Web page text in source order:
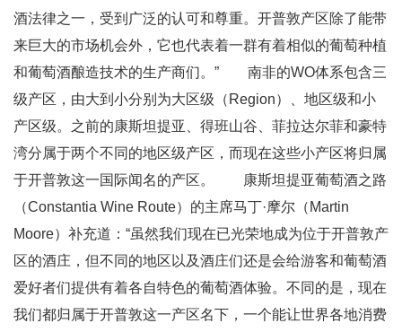
酒法律之一，受到广泛的认可和尊重。开普敦产区除了能带
来巨大的市场机会外，它也代表着一群有着相似的葡萄种植
和葡萄酒酿造技术的生产商们。” 南非的WO体系包含三
级产区，由大到小分别为大区级（Region）、地区级和小
产区级。之前的康斯坦提亚、得班山谷、菲拉达尔菲和豪特
湾分属于两个不同的地区级产区，而现在这些小产区将归属
于开普敦这一国际闻名的产区。 康斯坦提亚葡萄酒之路
（Constantia Wine Route）的主席马丁·摩尔（Martin
Moore）补充道：“虽然我们现在已光荣地成为位于开普敦产
区的酒庄，但不同的地区以及酒庄们还是会给游客和葡萄酒
爱好者们提供有着各自特色的葡萄酒体验。不同的是，现在
我们都归属于开普敦这一产区名下，一个能让世界各地消费